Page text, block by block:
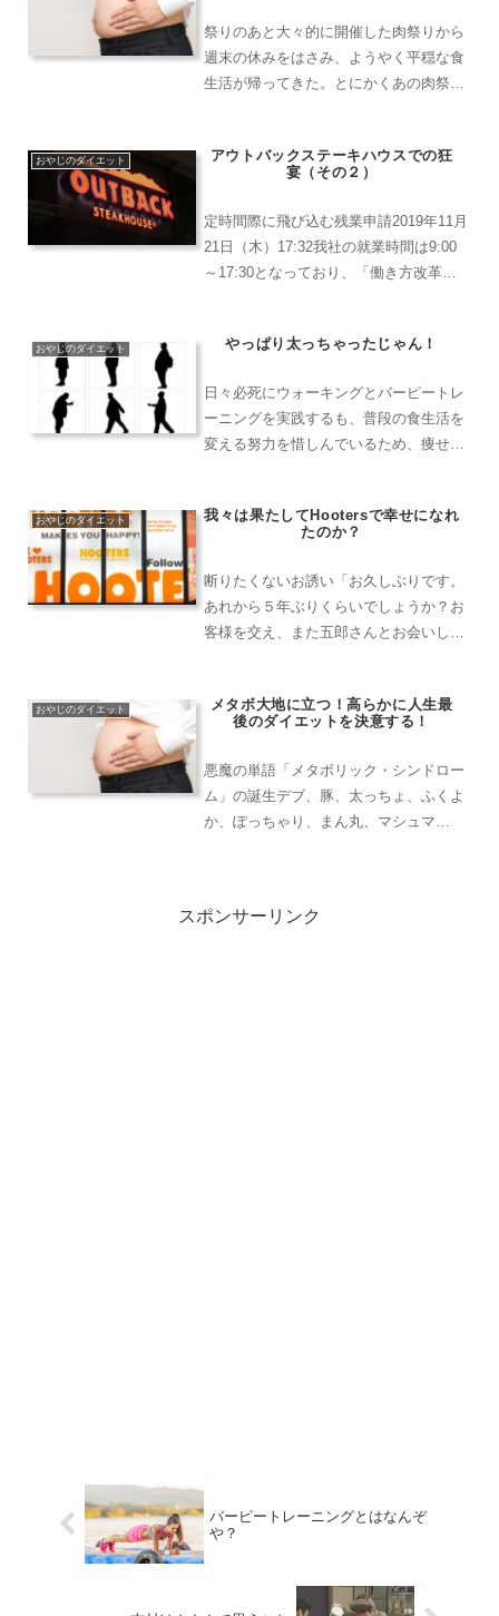
祭りのあと大々的に開催した肉祭りから
週末の休みをはさみ、ようやく平穏な食
生活が帰ってきた。とにかくあの肉祭り
ひたすらに「ナイスですねぇ～」の大号
令のもと一心不乱に食いま...
おやじのダイエット
アウトバックステーキハウスでの狂
宴（その２）
定時間際に飛び込む残業申請2019年11月
21日（木）17:32我社の就業時間は9:00
～17:30となっており、「働き方改革」
る。実際にそれを守っている管理職など
おやじのダイエット やっぱり太っちゃったじゃん！
日々必死にウォーキングとバーピートレ
ーニングを実践するも、普段の食生活を
変える努力を惜しんでいるため、痩せる
おやじのダイエット
我々は果たしてHootersで幸せになれ
たのか？
断りたくないお誘い「お久しぶりです。
あれから５年ぶりくらいでしょうか？お
客様を交え、また五郎さんとお会いした
れを労い合おうではありませんか！」。
おやじのダイエット
メタボ大地に立つ！高らかに人生最
後のダイエットを決意する！
悪魔の単語「メタボリック・シンドロー
ム」の誕生デブ、豚、太っちょ、ふくよ
か、ぽっちゃり、まん丸、マシュマ
んできて思い悩ませるようにな...
スポンサーリンク
バーピートレーニングとはなんぞ
や？